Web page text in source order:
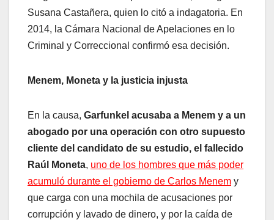
Susana Castañera, quien lo citó a indagatoria. En
2014, la Cámara Nacional de Apelaciones en lo
Criminal y Correccional confirmó esa decisión.
Menem, Moneta y la justicia injusta
En la causa, Garfunkel acusaba a Menem y a un
abogado por una operación con otro supuesto
cliente del candidato de su estudio, el fallecido
Raúl Moneta, uno de los hombres que más poder
acumuló durante el gobierno de Carlos Menem y
que carga con una mochila de acusaciones por
corrupción y lavado de dinero, y por la caída de